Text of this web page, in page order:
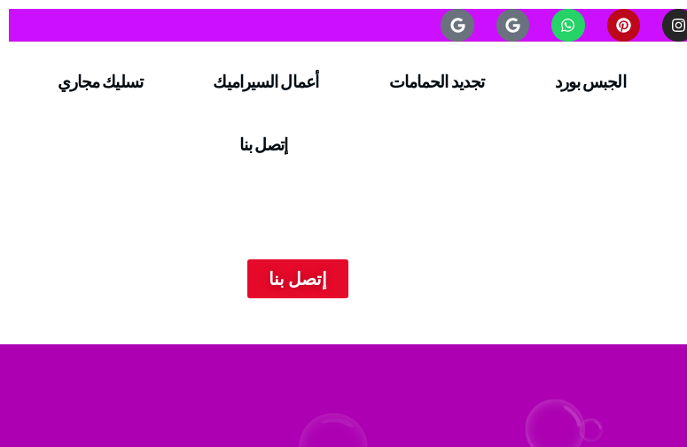
الجبس بورد تجديد الحمامات أعمال السيراميك تسليك مجاري
إتصل بنا
إتصل بنا